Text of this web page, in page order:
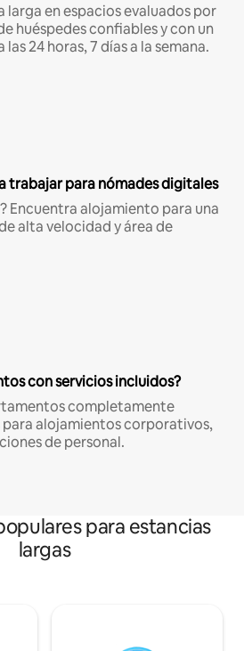
larga en espacios evaluados por
huéspedes confiables y con un
24 horas, 7 días a la semana.
trabajar para nómades digitales
Encuentra alojamiento para una
alta velocidad y área de
con servicios incluidos?
completamente
para alojamientos corporativos,
de personal.
para estancias
largas